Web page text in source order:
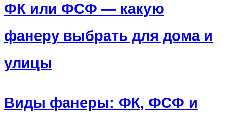
ФК или ФСФ — какую
фанеру выбрать для дома и
улицы
Виды фанеры: ФК, ФСФ и